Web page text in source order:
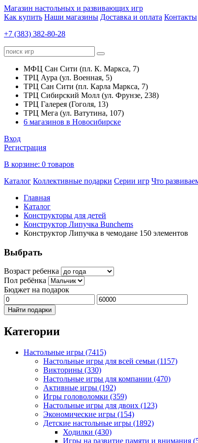
Магазин настольных и развивающих игр
Как купить Наши магазины Доставка и оплата Контакты
+7 (383) 382-80-28
МФЦ Сан Сити (пл. К. Маркса, 7)
ТРЦ Аура (ул. Военная, 5)
ТРЦ Сан Сити (пл. Карла Маркса, 7)
ТРЦ Сибирский Молл (ул. Фрунзе, 238)
ТРЦ Галерея (Гоголя, 13)
ТРЦ Мега (ул. Ватутина, 107)
6 магазинов в Новосибирске
Вход
Регистрация
В корзине: 0 товаров
Каталог Коллективные подарки Серии игр Что
Главная
Каталог
Конструкторы для детей
Конструктор Липучка Bunchems
Конструктор Липучка в чемодане 150 элементов
Выбрать
Возраст ребенка
Пол ребёнка
Бюджет на подарок
Найти подарки
Категории
Настольные игры (7415)
Настольные игры для всей семьи (1157)
Викторины (330)
Настольные игры для компании (470)
Активные игры (192)
Игры головоломки (359)
Настольные игры для двоих (123)
Экономические игры (154)
Детские настольные игры (1892)
Ходилки (430)
Игры на развитие памяти и внимания